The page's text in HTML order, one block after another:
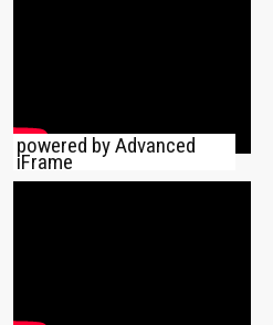
powered by Advanced
iFrame